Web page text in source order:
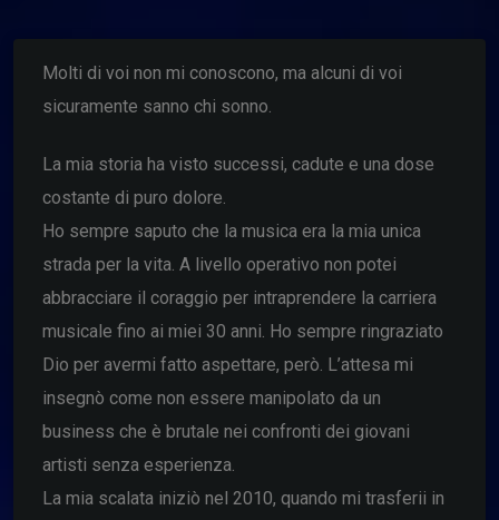
Molti di voi non mi conoscono, ma alcuni di voi
sicuramente sanno chi sonno.
La mia storia ha visto successi, cadute e una dose
costante di puro dolore.
Ho sempre saputo che la musica era la mia unica
strada per la vita. A livello operativo non potei
abbracciare il coraggio per intraprendere la carriera
musicale fino ai miei 30 anni. Ho sempre ringraziato
Dio per avermi fatto aspettare, però. L’attesa mi
insegnò come non essere manipolato da un
business che è brutale nei confronti dei giovani
artisti senza esperienza.
La mia scalata iniziò nel 2010, quando mi trasferii in